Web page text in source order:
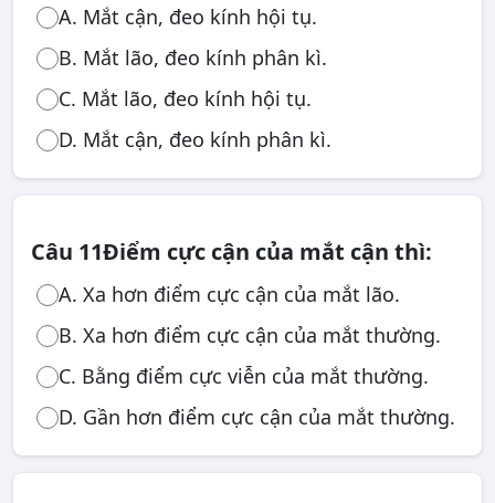
A. Mắt cận, đeo kính hội tụ.
B. Mắt lão, đeo kính phân kì.
C. Mắt lão, đeo kính hội tụ.
D. Mắt cận, đeo kính phân kì.
Câu 11Điểm cực cận của mắt cận thì:
A. Xa hơn điểm cực cận của mắt lão.
B. Xa hơn điểm cực cận của mắt thường.
C. Bằng điểm cực viễn của mắt thường.
D. Gần hơn điểm cực cận của mắt thường.